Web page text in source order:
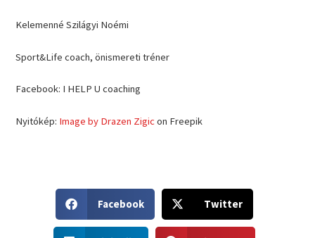
Kelemenné Szilágyi Noémi
Sport&Life coach, önismereti tréner
Facebook: I HELP U coaching
Nyitókép: Image by Drazen Zigic on Freepik
h
a
Facebook
h
a
Twitter